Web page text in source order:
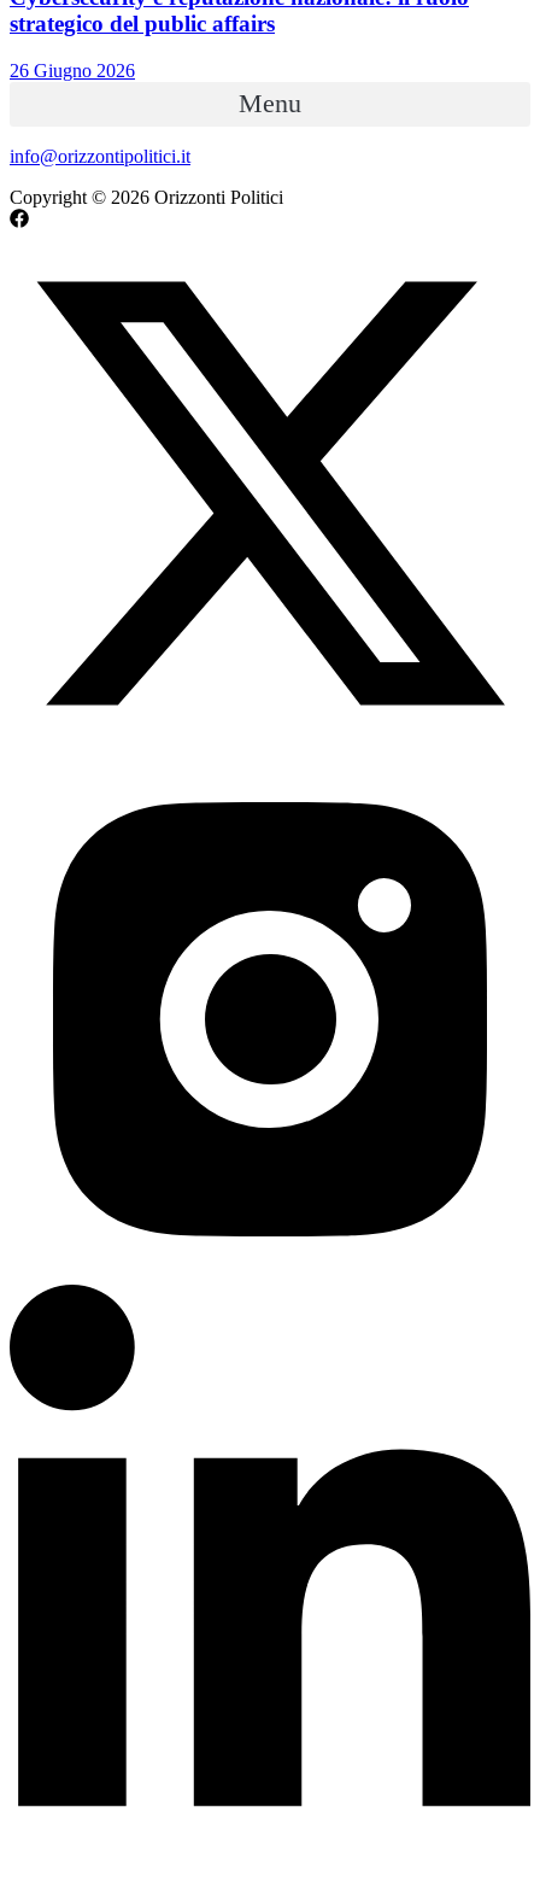
strategico del public affairs
26 Giugno 2026
Menu
info@orizzontipolitici.it
Copyright © 2026 Orizzonti Politici